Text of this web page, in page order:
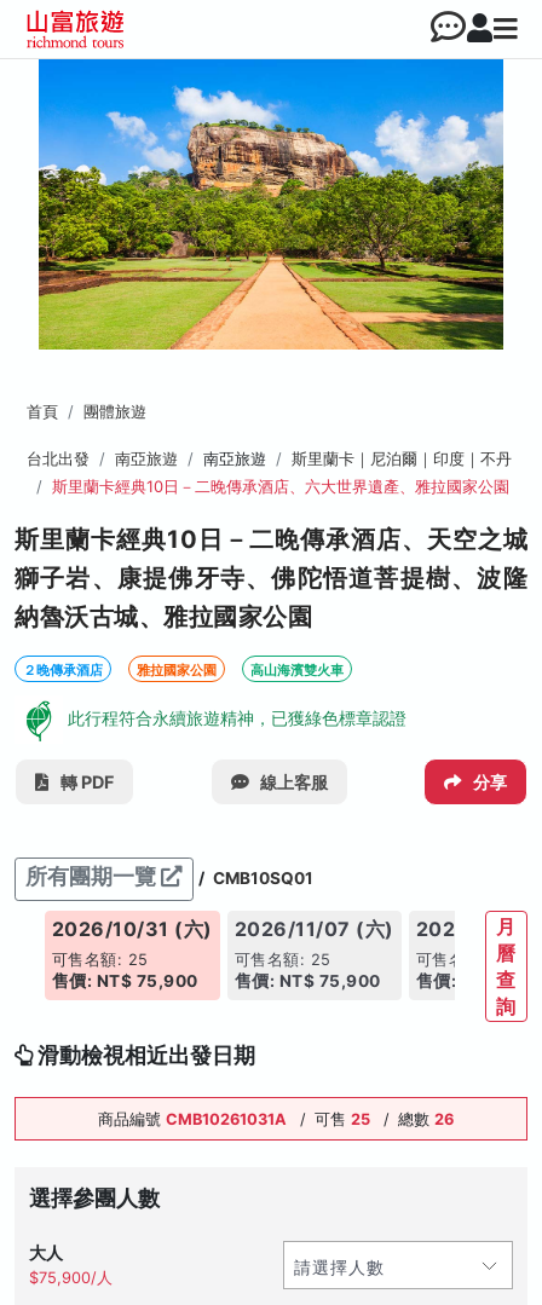
首頁 團體旅遊
台北出發 南亞旅遊 南亞旅遊
斯里蘭卡｜尼泊爾｜印度｜不丹
斯里蘭卡經典10日－二晚傳承酒店、六大世界遺產、雅拉國家公園
斯里蘭卡經典10日－二晚傳承酒店、天空之城
獅子岩、康提佛牙寺、佛陀悟道菩提樹、波隆
納魯沃古城、雅拉國家公園
２晚傳承酒店 雅拉國家公園 高山海濱雙火車
此行程符合永續旅遊精神，已獲綠色標章認證
轉 PDF 線上客服 分享
所有團期一覽 / CMB10SQ01
2026/10/31 (六)
可售名額: 25
售價: NT$ 75,900
2026/11/07 (六)
可售名額: 25
售價: NT$ 75,900
2026/11/14
可售名額: 25
售價: NT$
月
曆
查
詢
滑動檢視相近出發日期
商品編號 CMB10261031A / 可售 25 / 總數 26
選擇參團人數
大人
$75,900/人